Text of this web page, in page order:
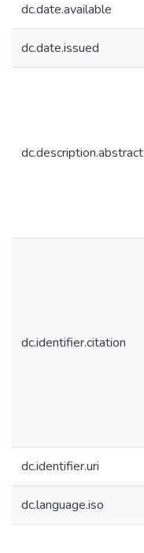
dc.date.available
dc.date.issued
dc.description.abstract
dc.identifier.citation
dc.identifier.uri
dc.language.iso